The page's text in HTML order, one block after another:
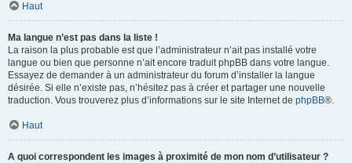
Haut
Ma langue n’est pas dans la liste !
La raison la plus probable est que l’administrateur n’ait pas installé votre
langue ou bien que personne n’ait encore traduit phpBB dans votre langue.
Essayez de demander à un administrateur du forum d’installer la langue
désirée. Si elle n’existe pas, n’hésitez pas à créer et partager une nouvelle
traduction. Vous trouverez plus d’informations sur le site Internet de phpBB®.
Haut
A quoi correspondent les images à proximité de mon nom d’utilisateur ?